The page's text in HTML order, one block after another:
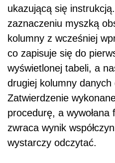
ukazującą się
zaznaczeniu myszką
kolumny z wcześniej
co zapisuje się do
wyświetlonej tabeli, a
drugiej kolumny
Zatwierdzenie
procedurę, a wywołana
zwraca wynik
wystarczy odczytać.